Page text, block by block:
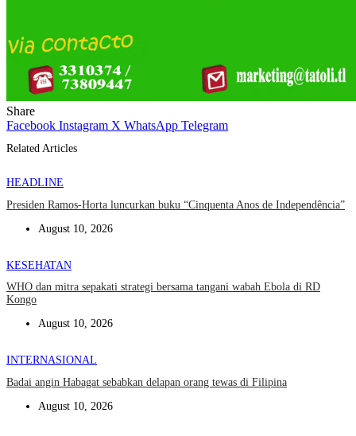
Share
Facebook Instagram X WhatsApp Telegram
Related Articles
HEADLINE
Presiden Ramos-Horta luncurkan buku “Cinquenta Anos de Independência”
August 10, 2026
KESEHATAN
WHO dan mitra sepakati strategi bersama tangani wabah Ebola di RD
Kongo
August 10, 2026
INTERNASIONAL
Badai angin Habagat sebabkan delapan orang tewas di Filipina
August 10, 2026